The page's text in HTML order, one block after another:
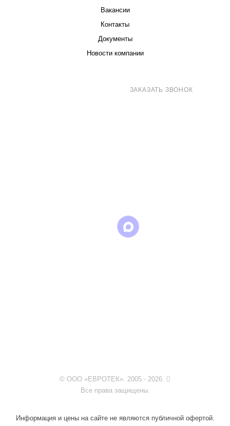
Вакансии
Контакты
Документы
Новости компании
ЗАКАЗАТЬ ЗВОНОК
© ООО «ЕВРОТЕК». 2005 - 2026.
Все права защищены.
Информация и цены на сайте не являются публичной офертой.